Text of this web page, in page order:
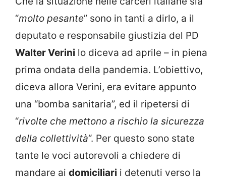
“molto pesante” sono in tanti a dirlo, a il
deputato e responsabile giustizia del PD
Walter Verini lo diceva ad aprile – in piena
prima ondata della pandemia. L’obiettivo,
diceva allora Verini, era evitare appunto
una “bomba sanitaria”, ed il ripetersi di
“rivolte che mettono a rischio la sicurezza
della collettività“. Per questo sono state
tante le voci autorevoli a chiedere di
mandare ai domiciliari i detenuti verso la